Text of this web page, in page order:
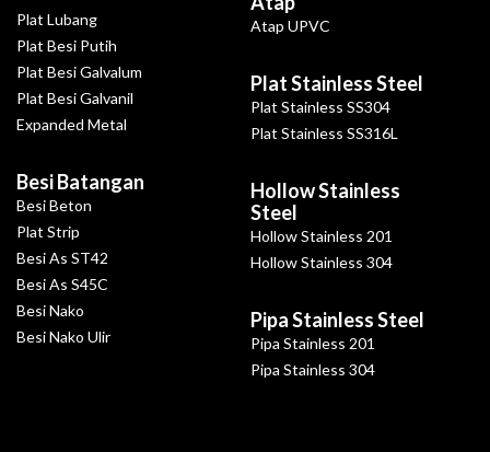
Plat Lubang
Plat Besi Putih
Plat Besi Galvalum
Plat Besi Galvanil
Expanded Metal
Besi Batangan
Besi Beton
Plat Strip
Besi As ST42
Besi As S45C
Besi Nako
Besi Nako Ulir
Atap UPVC
Plat Stainless Steel
Plat Stainless SS304
Plat Stainless SS316L
Hollow Stainless
Steel
Hollow Stainless 201
Hollow Stainless 304
Pipa Stainless Steel
Pipa Stainless 201
Pipa Stainless 304